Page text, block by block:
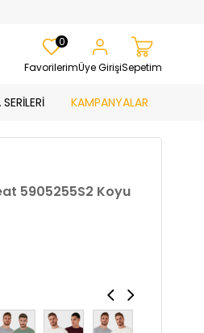
Favorilerim
0
Üye GirişiSepetim
KAMPANYALAR
5905255S2 Koyu